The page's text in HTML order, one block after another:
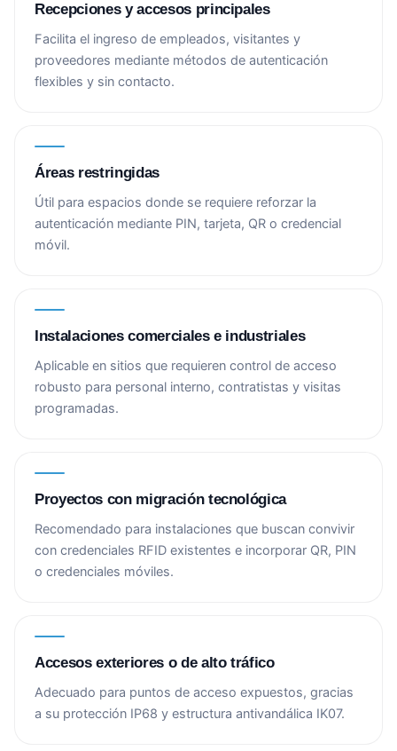
Recepciones y accesos principales
Facilita el ingreso de empleados, visitantes y
proveedores mediante métodos de autenticación
flexibles y sin contacto.
Áreas restringidas
Útil para espacios donde se requiere reforzar la
autenticación mediante PIN, tarjeta, QR o credencial
móvil.
Instalaciones comerciales e industriales
Aplicable en sitios que requieren control de acceso
robusto para personal interno, contratistas y visitas
programadas.
Proyectos con migración tecnológica
Recomendado para instalaciones que buscan convivir
con credenciales RFID existentes e incorporar QR, PIN
o credenciales móviles.
Accesos exteriores o de alto tráfico
Adecuado para puntos de acceso expuestos, gracias
a su protección IP68 y estructura antivandálica IK07.